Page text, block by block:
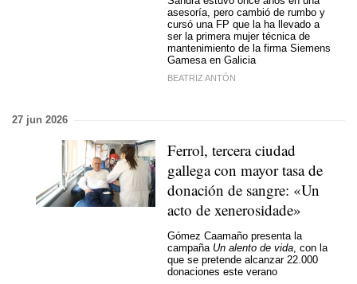
asesoría, pero cambió de rumbo y
cursó una FP que la ha llevado a
ser la primera mujer técnica de
mantenimiento de la firma Siemens
Gamesa en Galicia
BEATRIZ ANTÓN
27 jun 2026
Ferrol, tercera ciudad
gallega con mayor tasa de
donación de sangre: «Un
acto de xenerosidade»
Gómez Caamaño presenta la
campaña Un alento de vida , con la
que se pretende alcanzar 22.000
donaciones este verano